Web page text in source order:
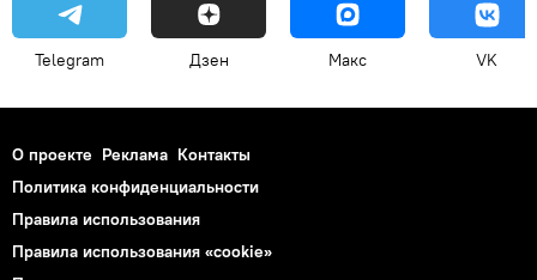
Telegram Дзен Макс VK
О проекте Реклама Контакты
Политика конфиденциальности
Правила использования
Правила использования «cookie»